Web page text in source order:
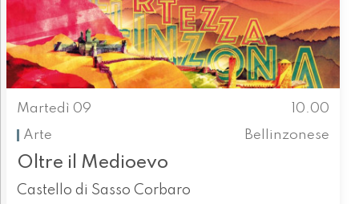
Martedì 09
10.00
Arte
Bellinzonese
Oltre il Medioevo
Castello di Sasso Corbaro